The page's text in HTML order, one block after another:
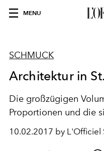
MENU
SCHMUCK
Architektur in
Die großzügigen
Proportionen und die
10.02.2017 by L'Officiel